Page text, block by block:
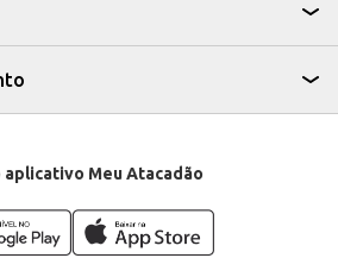
aplicativo Meu Atacadão